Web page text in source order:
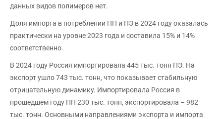
данных видов полимеров нет.
Доля импорта в потреблении ПП и ПЭ в 2024 году оказалась
практически на уровне 2023 года и составила 15% и 14%
соответственно.
В 2024 году Россия импортировала 445 тыс. тонн ПЭ. На
экспорт ушло 743 тыс. тонн, что показывает стабильную
отрицательную динамику. Импортировала Россия в
прошедшем году ПП 230 тыс. тонн, экспортировала – 982
тыс. тонн. Основными направлениями экспорта и импорта